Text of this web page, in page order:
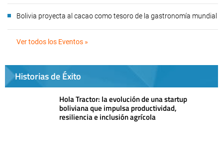
Bolivia proyecta al cacao como tesoro de la gastronomía mundial
Ver todos los Eventos »
Historias de Éxito
Hola Tractor: la evolución de una startup
boliviana que impulsa productividad,
resiliencia e inclusión agrícola